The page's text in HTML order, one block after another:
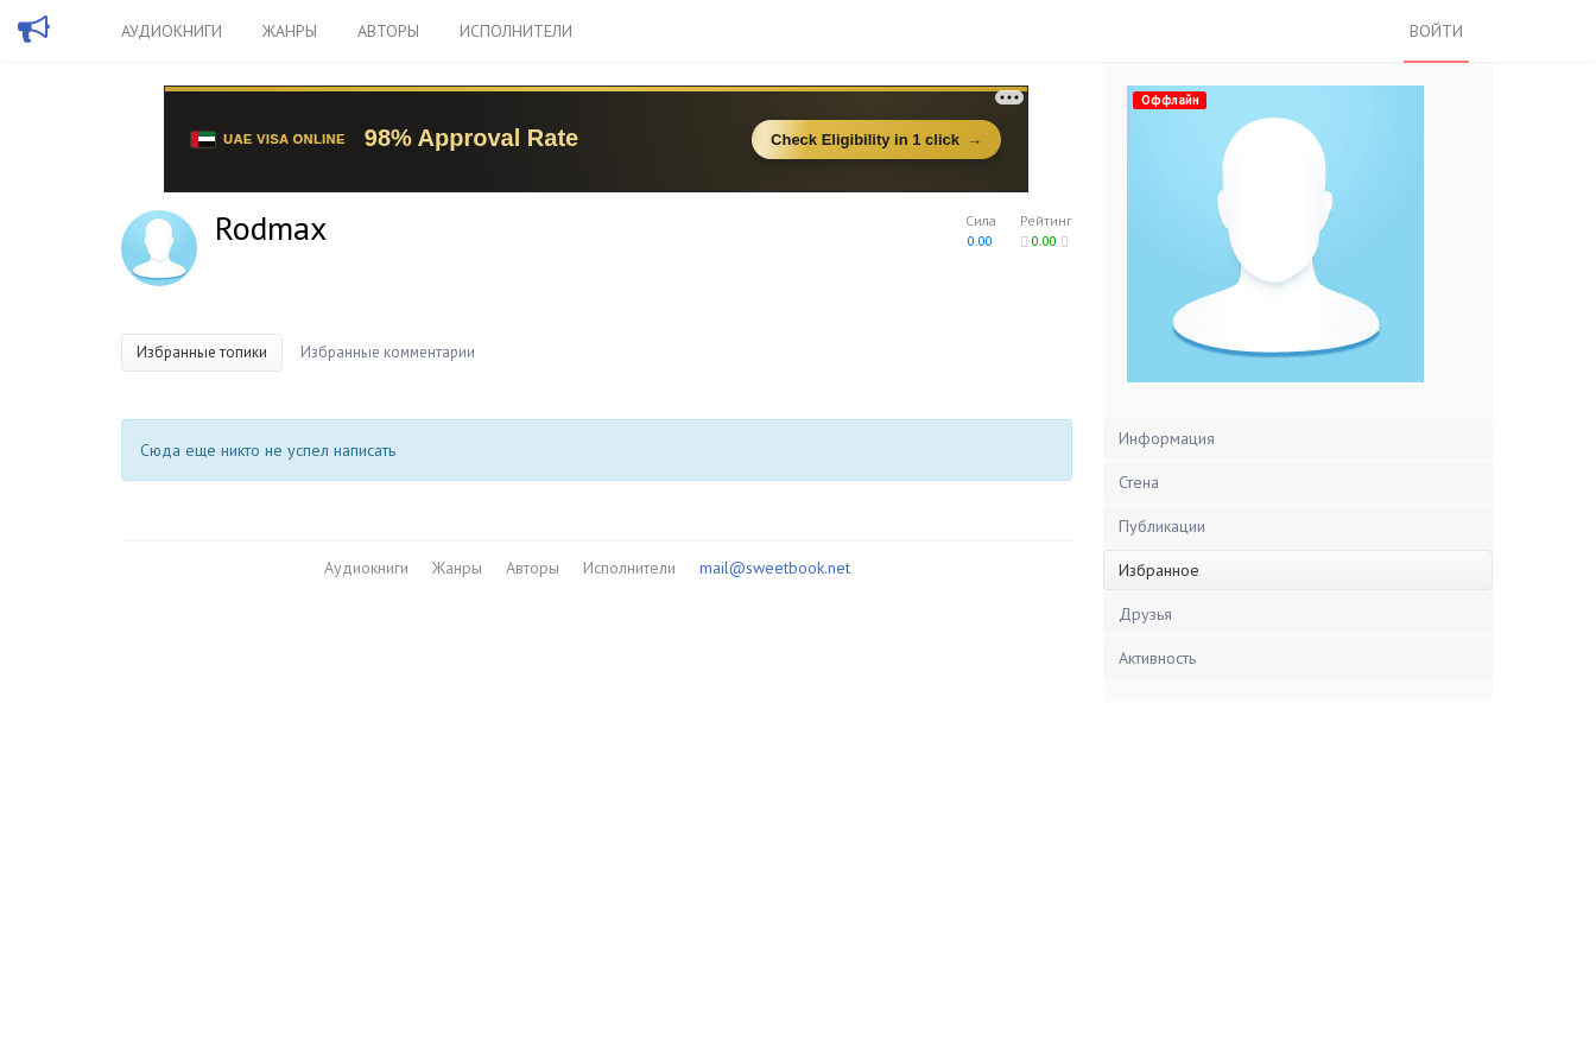
АУДИОКНИГИ ЖАНРЫ АВТОРЫ ИСПОЛНИТЕЛИ ВОЙТИ
Рейтинг
0.00
Сила
0.00
Rodmax
Избранные топики Избранные комментарии
Сюда еще никто не успел написать
Аудиокниги Жанры Авторы Исполнители mail@sweetbook.net
Оффлайн
Информация
Стена
Публикации
Избранное
Друзья
Активность